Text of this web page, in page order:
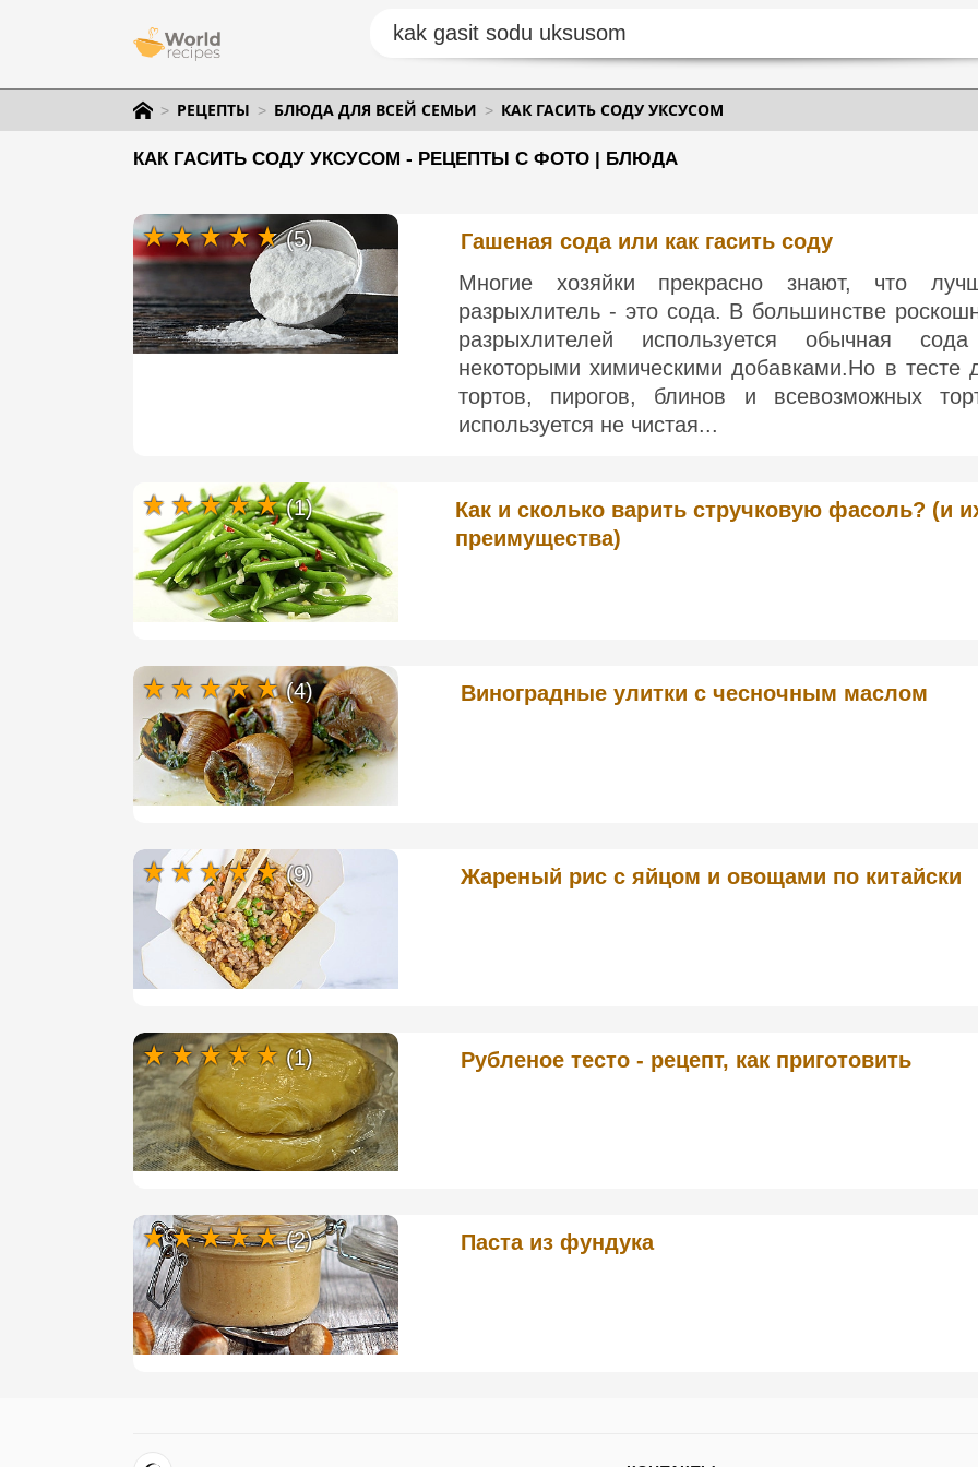
РЕЦЕПТЫ БЛЮДА ДЛЯ ВСЕЙ СЕМЬИ КАК ГАСИТЬ СОДУ УКСУСОМ
КАК ГАСИТЬ СОДУ УКСУСОМ - РЕЦЕПТЫ С ФОТО | БЛЮДА
Гашеная сода или как гасить соду
Многие хозяйки прекрасно знают, что
разрыхлитель - это сода. В большинстве
разрыхлителей используется обычная
некоторыми химическими добавками.Но в тесте
тортов, пирогов, блинов и всевозможных
используется не чистая...
(5)
Как и сколько варить стручковую фасоль? (и
преимущества)
(1)
Виноградные улитки с чесночным маслом
(4)
Жареный рис с яйцом и овощами по китайски
(9)
Рубленое тесто - рецепт, как приготовить
(1)
Паста из фундука
(2)